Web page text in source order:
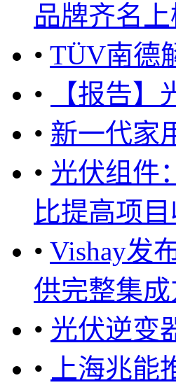
品牌齐名上
• TÜV南德
•
【报告
• 新一代家
• 光伏组件
比提高项
• Vishay发
供完整集
• 光伏逆变
•
上海兆